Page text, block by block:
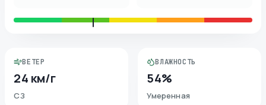
ВЕТЕР
24 км/г
СЗ
ВЛАЖНОСТЬ
54%
Умеренная